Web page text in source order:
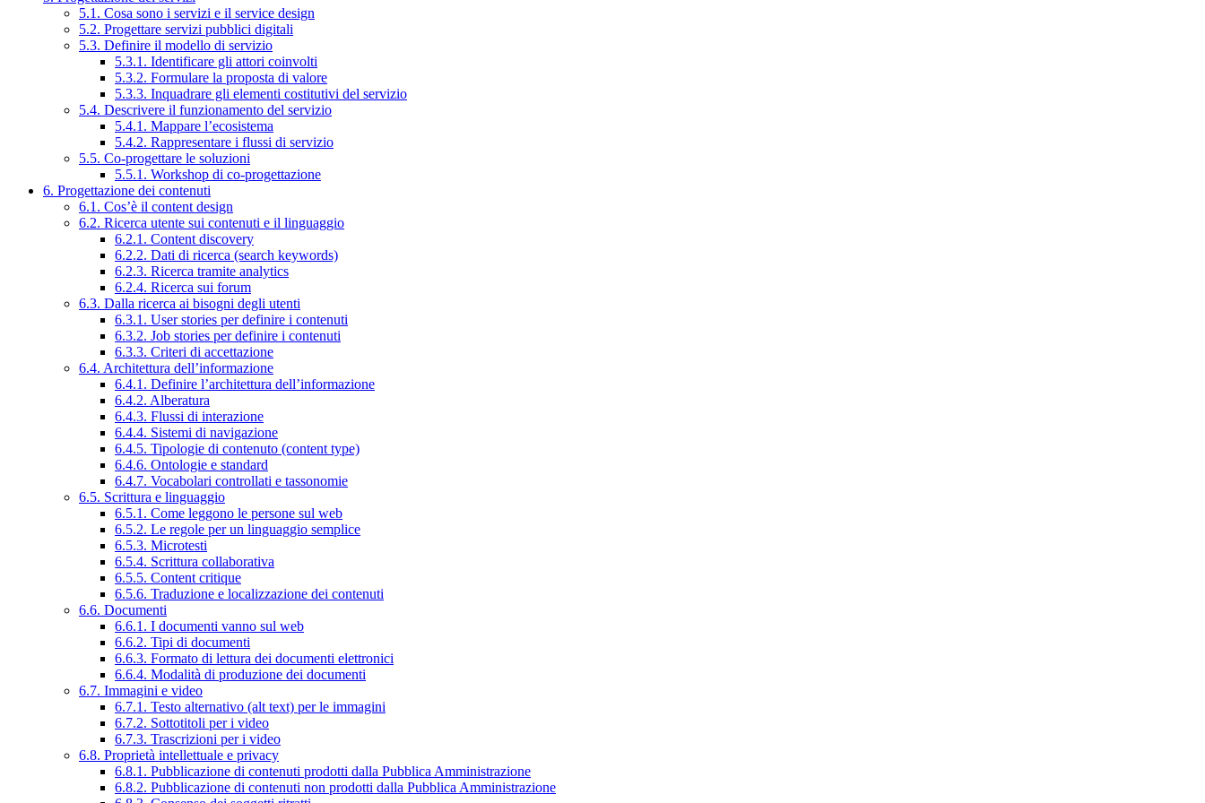
5.1. Cosa sono i servizi e il service design
5.2. Progettare servizi pubblici digitali
5.3. Definire il modello di servizio
5.3.1. Identificare gli attori coinvolti
5.3.2. Formulare la proposta di valore
5.3.3. Inquadrare gli elementi costitutivi del servizio
5.4. Descrivere il funzionamento del servizio
5.4.1. Mappare l’ecosistema
5.4.2. Rappresentare i flussi di servizio
5.5. Co-progettare le soluzioni
5.5.1. Workshop di co-progettazione
6. Progettazione dei contenuti
6.1. Cos’è il content design
6.2. Ricerca utente sui contenuti e il linguaggio
6.2.1. Content discovery
6.2.2. Dati di ricerca (search keywords)
6.2.3. Ricerca tramite analytics
6.2.4. Ricerca sui forum
6.3. Dalla ricerca ai bisogni degli utenti
6.3.1. User stories per definire i contenuti
6.3.2. Job stories per definire i contenuti
6.3.3. Criteri di accettazione
6.4. Architettura dell’informazione
6.4.1. Definire l’architettura dell’informazione
6.4.2. Alberatura
6.4.3. Flussi di interazione
6.4.4. Sistemi di navigazione
6.4.5. Tipologie di contenuto (content type)
6.4.6. Ontologie e standard
6.4.7. Vocabolari controllati e tassonomie
6.5. Scrittura e linguaggio
6.5.1. Come leggono le persone sul web
6.5.2. Le regole per un linguaggio semplice
6.5.3. Microtesti
6.5.4. Scrittura collaborativa
6.5.5. Content critique
6.5.6. Traduzione e localizzazione dei contenuti
6.6. Documenti
6.6.1. I documenti vanno sul web
6.6.2. Tipi di documenti
6.6.3. Formato di lettura dei documenti elettronici
6.6.4. Modalità di produzione dei documenti
6.7. Immagini e video
6.7.1. Testo alternativo (alt text) per le immagini
6.7.2. Sottotitoli per i video
6.7.3. Trascrizioni per i video
6.8. Proprietà intellettuale e privacy
6.8.1. Pubblicazione di contenuti prodotti dalla Pubblica Amministrazione
6.8.2. Pubblicazione di contenuti non prodotti dalla Pubblica Amministrazione